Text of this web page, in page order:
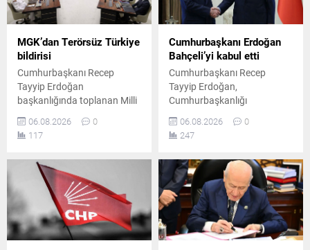
MGK’dan Terörsüz Türkiye
bildirisi
Cumhurbaşkanı Recep
Tayyip Erdoğan
başkanlığında toplanan Milli
ardından yayımlanan
bildiride, "Terörsüz Türkiye"
hedeflerine yönelik
çalışmaların kararlılıkla
sürdürüleceği vurgulandı.
06.08.2026
0
117
Cumhurbaşkanı Erdoğan
Bahçeli’yi kabul etti
Cumhurbaşkanı Recep
Tayyip Erdoğan,
Cumhurbaşkanlığı
Başkanı Devlet Bahçeli ile bir
araya geldi. Yaklaşık 45
Güvenlik Kurulu toplantısı
öncesinde gerçekleştirildi.
06.08.2026
0
247